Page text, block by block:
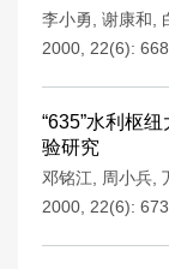
李小勇 谢康和
2000, 22(6):
“635”水利枢
验研究
邓铭江 周小兵
2000, 22(6):